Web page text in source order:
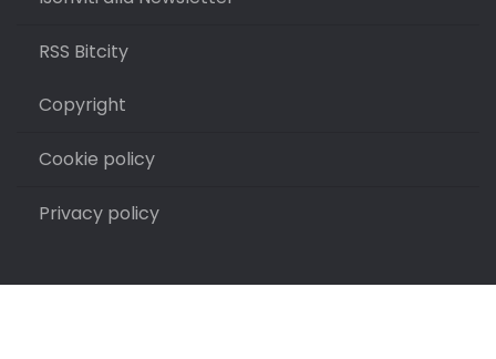
RSS Bitcity
Copyright
Cookie policy
Privacy policy